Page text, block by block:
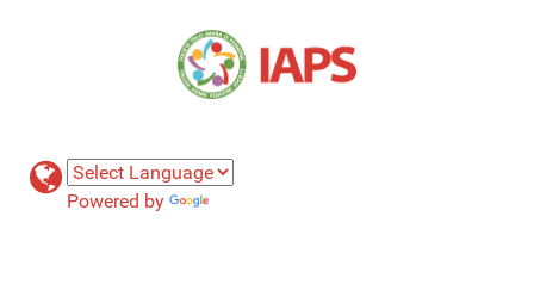
Powered by